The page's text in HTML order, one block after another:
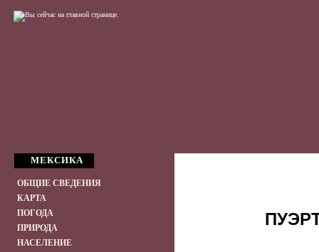
МЕКСИКА
ОБЩИЕ СВЕДЕНИЯ
КАРТА
ПОГОДА
ПРИРОДА
НАСЕЛЕНИЕ